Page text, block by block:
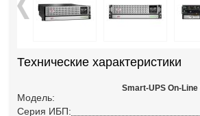
Технические характеристики
Модель:
Smart-UPS On-Line
Серия ИБП: